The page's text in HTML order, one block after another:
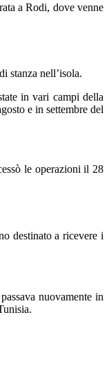
a Rodi, dove venne
stanza nell’isola.
in vari campi della
e in settembre del
le operazioni il 28
destinato a ricevere i
nuovamente in